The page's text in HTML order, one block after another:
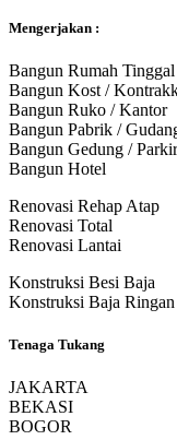
Mengerjakan :
Bangun Rumah Tinggal
Bangun Kost /
Bangun Ruko / Kantor
Bangun Pabrik /
Bangun Gedung / Parkir
Bangun Hotel
Renovasi Rehap Atap
Renovasi Total
Renovasi Lantai
Konstruksi Besi Baja
Konstruksi Baja Ringan
Tenaga Tukang
JAKARTA
BEKASI
BOGOR